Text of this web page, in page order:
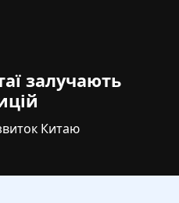
залучають
Китаю